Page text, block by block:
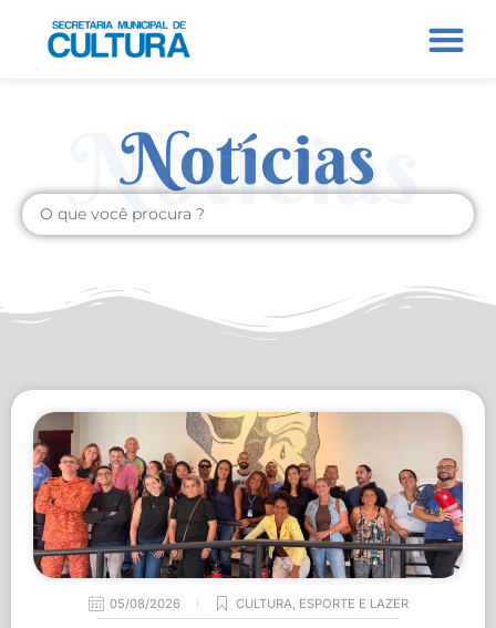
Notícias
Notícias
05/08/2026 CULTURA, ESPORTE E LAZER